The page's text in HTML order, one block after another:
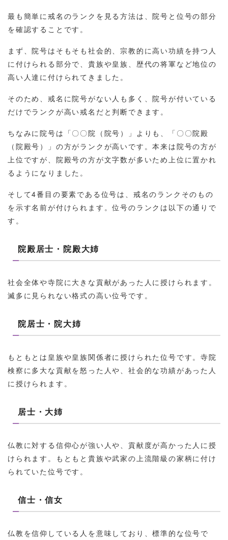
最も簡単に戒名のランクを見る方法は、院号と位号の部分
を確認することです。
まず、院号はそもそも社会的、宗教的に高い功績を持つ人
に付けられる部分で、貴族や皇族、歴代の将軍など地位の
高い人達に付けられてきました。
そのため、戒名に院号がない人も多く、院号が付いている
だけでランクが高い戒名だと判断できます。
ちなみに院号は「〇〇院（院号）」よりも、「〇〇院殿
（院殿号）」の方がランクが高いです。本来は院号の方が
上位ですが、院殿号の方が文字数が多いため上位に置かれ
るようになりました。
そして4番目の要素である位号は、戒名のランクそのもの
を示す名前が付けられます。位号のランクは以下の通りで
す。
院殿居士・院殿大姉
社会全体や寺院に大きな貢献があった人に授けられます。
滅多に見られない格式の高い位号です。
院居士・院大姉
もともとは皇族や皇族関係者に授けられた位号です。寺院
検察に多大な貢献を怒った人や、社会的な功績があった人
に授けられます。
居士・大姉
仏教に対する信仰心が強い人や、貢献度が高かった人に授
けられます。もともと貴族や武家の上流階級の家柄に付け
られていた位号です。
信士・信女
仏教を信仰している人を意味しており、標準的な位号で